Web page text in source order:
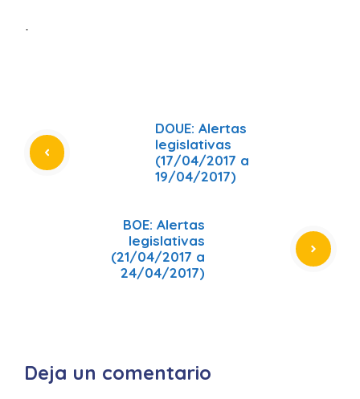
ᐧ
DOUE: Alertas
legislativas
(17/04/2017 a
19/04/2017)
BOE: Alertas
legislativas
(21/04/2017 a
24/04/2017)
Deja un comentario